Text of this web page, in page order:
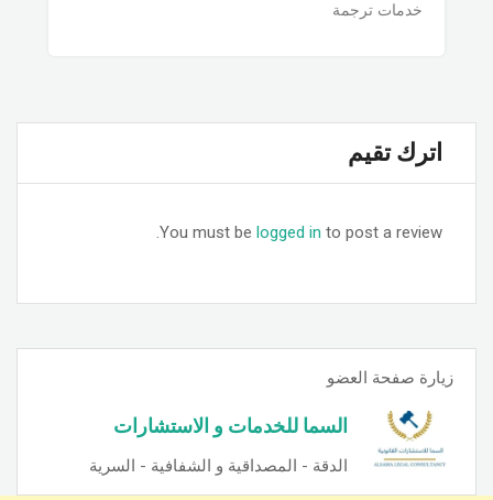
خدمات ترجمة
اترك تقيم
You must be logged in to post a review.
زيارة صفحة العضو
السما للخدمات و الاستشارات
الدقة - المصداقية و الشفافية - السرية